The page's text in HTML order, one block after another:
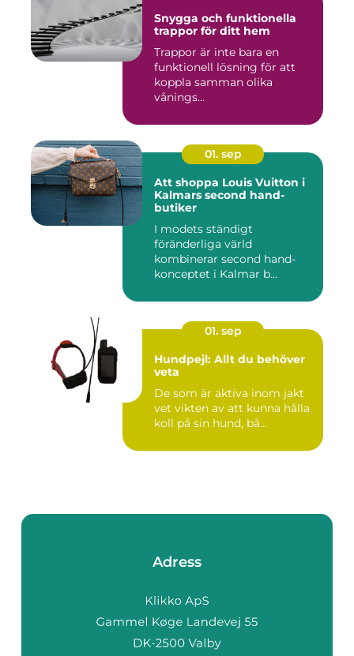
Snygga och funktionella
trappor för ditt hem
Trappor är inte bara en
funktionell lösning för att
koppla samman olika
vånings...
01. sep
Att shoppa Louis Vuitton i
Kalmars second hand-
butiker
I modets ständigt
föränderliga värld
kombinerar second hand-
konceptet i Kalmar b...
01. sep
Hundpejl: Allt du behöver
veta
De som är aktiva inom jakt
vet vikten av att kunna hålla
koll på sin hund, bå...
Adress